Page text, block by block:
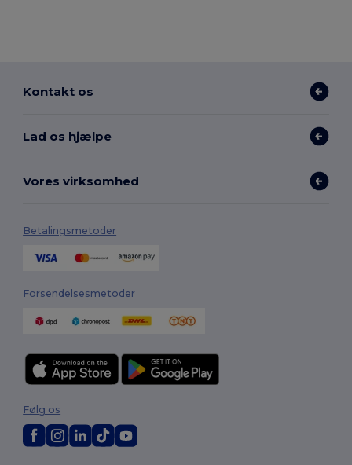
Kontakt os
Lad os hjælpe
Vores virksomhed
Betalingsmetoder
Forsendelsesmetoder
Følg os